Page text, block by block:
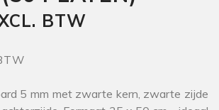
BTW
5 mm met zwarte kern, zwarte zijde